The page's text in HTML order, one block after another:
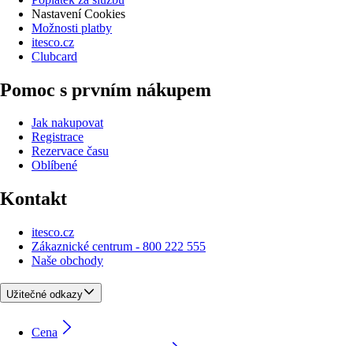
Nastavení Cookies
Možnosti platby
itesco.cz
Clubcard
Pomoc s prvním nákupem
Jak nakupovat
Registrace
Rezervace času
Oblíbené
Kontakt
itesco.cz
Zákaznické centrum - 800 222 555
Naše obchody
Užitečné odkazy
Cena